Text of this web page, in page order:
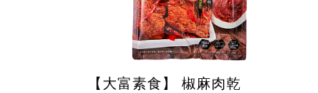
【大富素食】 椒麻肉乾